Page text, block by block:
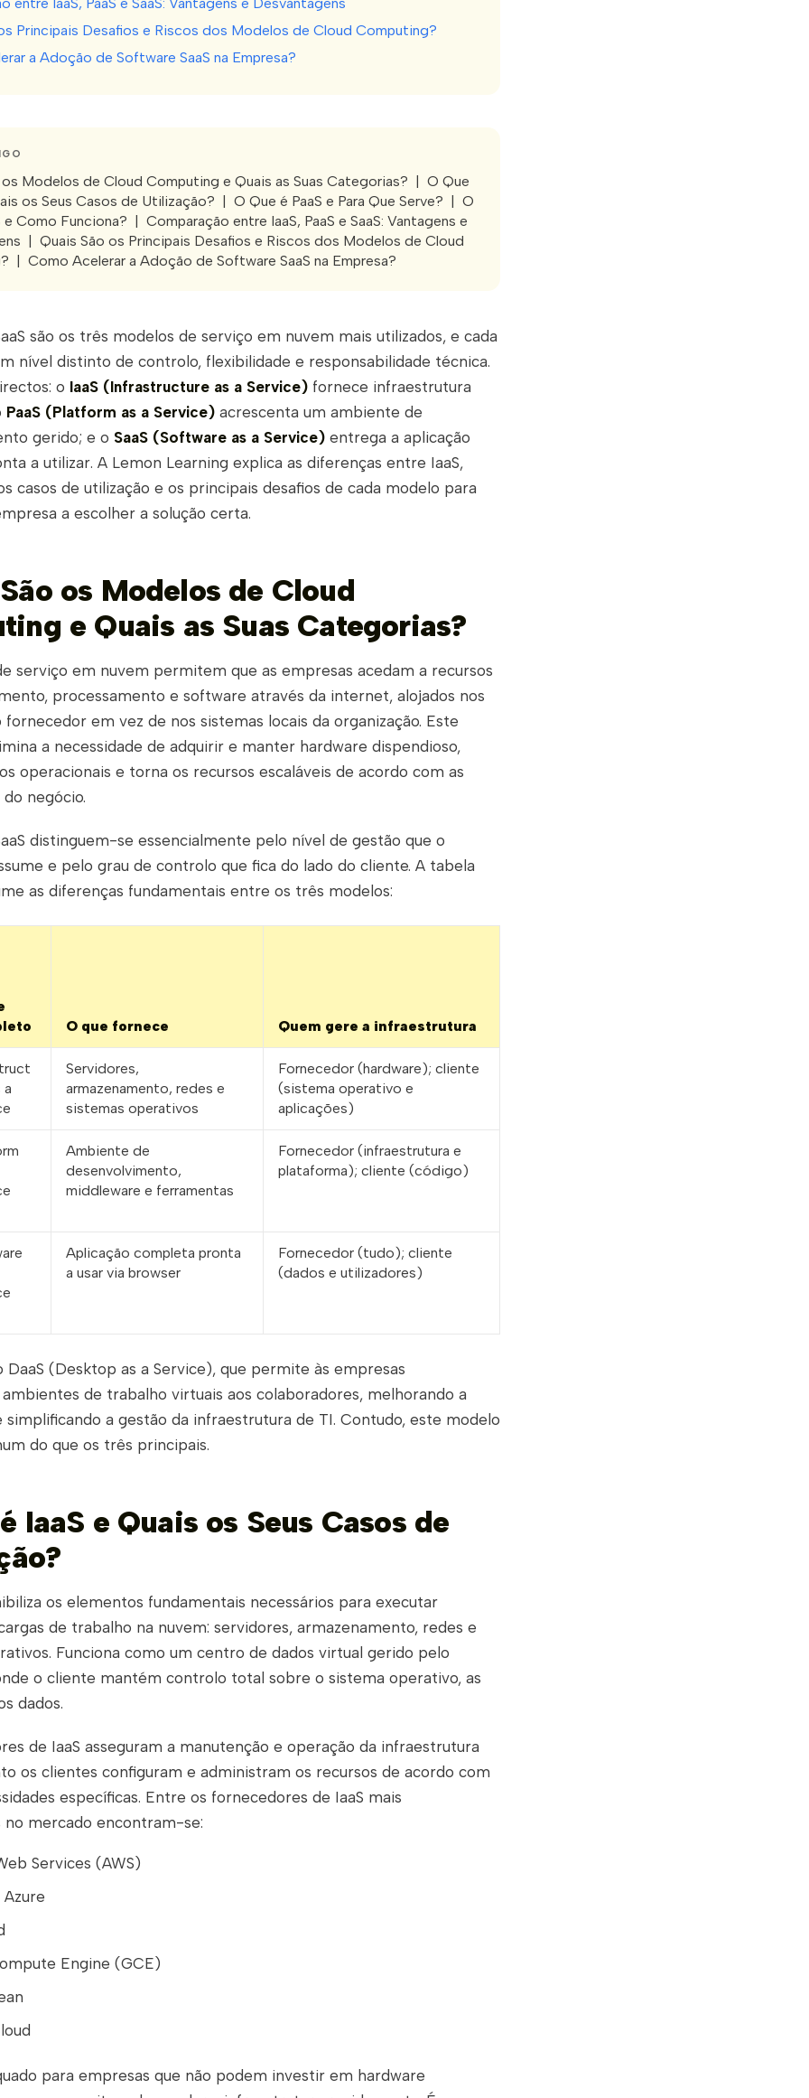
Principais Desafios e Riscos dos Modelos de Cloud Computing?
a Adoção de Software SaaS na Empresa?
os Modelos de Cloud Computing e Quais as Suas Categorias? | O Que
os Seus Casos de Utilização? | O Que é PaaS e Para Que Serve? | O
e Como Funciona? | Comparação entre IaaS, PaaS e SaaS: Vantagens e
| Quais São os Principais Desafios e Riscos dos Modelos de Cloud
| Como Acelerar a Adoção de Software SaaS na Empresa?
são os três modelos de serviço em nuvem mais utilizados, e cada
nível distinto de controlo, flexibilidade e responsabilidade técnica.
o IaaS (Infrastructure as a Service) fornece infraestrutura
PaaS (Platform as a Service) acrescenta um ambiente de
gerido; e o SaaS (Software as a Service) entrega a aplicação
a utilizar. A Lemon Learning explica as diferenças entre IaaS,
os casos de utilização e os principais desafios de cada modelo para
a escolher a solução certa.
os Modelos de Cloud
e Quais as Suas Categorias?
serviço em nuvem permitem que as empresas acedam a recursos
processamento e software através da internet, alojados nos
em vez de nos sistemas locais da organização. Este
a necessidade de adquirir e manter hardware dispendioso,
operacionais e torna os recursos escaláveis de acordo com as
negócio.
distinguem-se essencialmente pelo nível de gestão que o
e pelo grau de controlo que fica do lado do cliente. A tabela
as diferenças fundamentais entre os três modelos:
O que fornece Quem gere a infraestrutura
a
Servidores,
armazenamento, redes e
sistemas operativos
Fornecedor (hardware); cliente
(sistema operativo e
aplicações)
Ambiente de
desenvolvimento,
middleware e ferramentas
Fornecedor (infraestrutura e
plataforma); cliente (código)
Aplicação completa pronta
a usar via browser
Fornecedor (tudo); cliente
(dados e utilizadores)
DaaS (Desktop as a Service), que permite às empresas
de trabalho virtuais aos colaboradores, melhorando a
simplificando a gestão da infraestrutura de TI. Contudo, este modelo
do que os três principais.
IaaS e Quais os Seus Casos de
os elementos fundamentais necessários para executar
de trabalho na nuvem: servidores, armazenamento, redes e
Funciona como um centro de dados virtual gerido pelo
o cliente mantém controlo total sobre o sistema operativo, as
dados.
de IaaS asseguram a manutenção e operação da infraestrutura
os clientes configuram e administram os recursos de acordo com
específicas. Entre os fornecedores de IaaS mais
no mercado encontram-se:
Services (AWS)
Engine (GCE)
para empresas que não podem investir em hardware